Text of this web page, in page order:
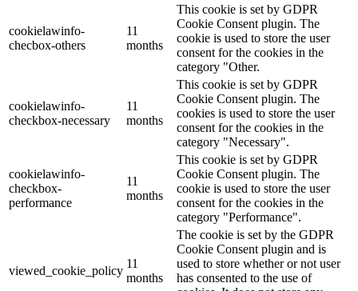
cookielawinfo-
checbox-others
11
months
This cookie is set by GDPR
Cookie Consent plugin. The
cookie is used to store the user
consent for the cookies in the
category "Other.
cookielawinfo-
checkbox-necessary
11
months
This cookie is set by GDPR
Cookie Consent plugin. The
cookies is used to store the user
consent for the cookies in the
category "Necessary".
cookielawinfo-
checkbox-
performance
11
months
This cookie is set by GDPR
Cookie Consent plugin. The
cookie is used to store the user
consent for the cookies in the
category "Performance".
viewed_cookie_policy
11
months
The cookie is set by the GDPR
Cookie Consent plugin and is
used to store whether or not user
has consented to the use of